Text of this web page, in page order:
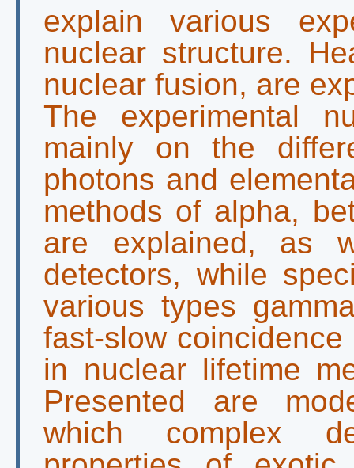
explain various
nuclear structure.
nuclear fusion, are
The experimental
mainly on the
photons and
methods of alpha,
are explained, as
detectors, while
various types
fast-slow
in nuclear lifetime
Presented are
which complex